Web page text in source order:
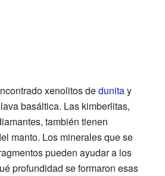
xenolitos dedunitay
basáltica. Las kimberlitas,
también tienen
manto. Los minerales que se
pueden ayudar a los
profundidad se formaron esas